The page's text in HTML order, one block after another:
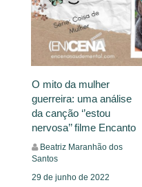
O mito da mulher
guerreira: uma análise
da canção ‘’estou
nervosa’’ filme Encanto
Beatriz Maranhão dos
Santos
29 de junho de 2022